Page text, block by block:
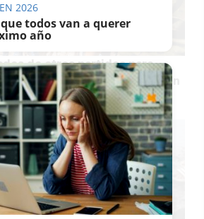
de otros partidos para
por traición tras lo ocurrido en
2026
todos van a querer
año